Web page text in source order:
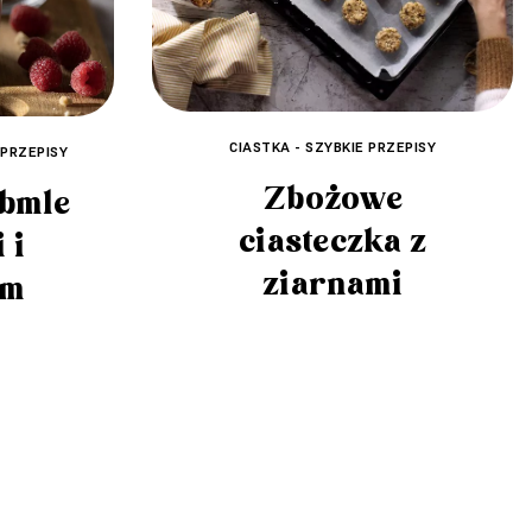
i
CIASTKA - SZYBKIE PRZEPISY
Zbożowe
ciasteczka z
ziarnami